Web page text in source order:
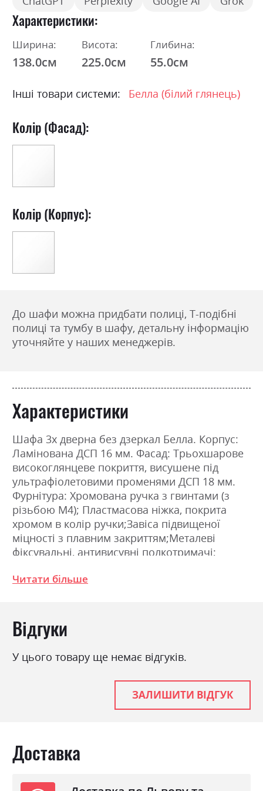
Характеристики
Ширина:
138.0см
Висота:
225.0см
Глибина:
55.0см
Інші товари системи: Белла (білий глянець)
Колір (Фасад):
Колір (Корпус):
До шафи можна придбати полиці, Т-подібні
полиці та тумбу в шафу, детальну інформацію
уточняйте у наших менеджерів.
Характеристики
Шафа 3х дверна без дзеркал Белла. Корпус:
Ламінована ДСП 16 мм. Фасад: Трьохшарове
високоглянцеве покриття, висушене під
ультрафіолетовими променями ДСП 18 мм.
Фурнітура: Хромована ручка з гвинтами (з
різьбою М4); Пластмасова ніжка, покрита
хромом в колір ручки;Завіса підвищеної
міцності з плавним закриттям;Металеві
фіксувальні, антивисувні полкотримачі;
ексцентрикової стяжки (MINIFIX). Розміри:
Колір (Фасад):
білий глянець
білий глянець
Читати більше
Відгуки
У цього товару ще немає відгуків.
ЗАЛИШИТИ ВІДГУК
Доставка